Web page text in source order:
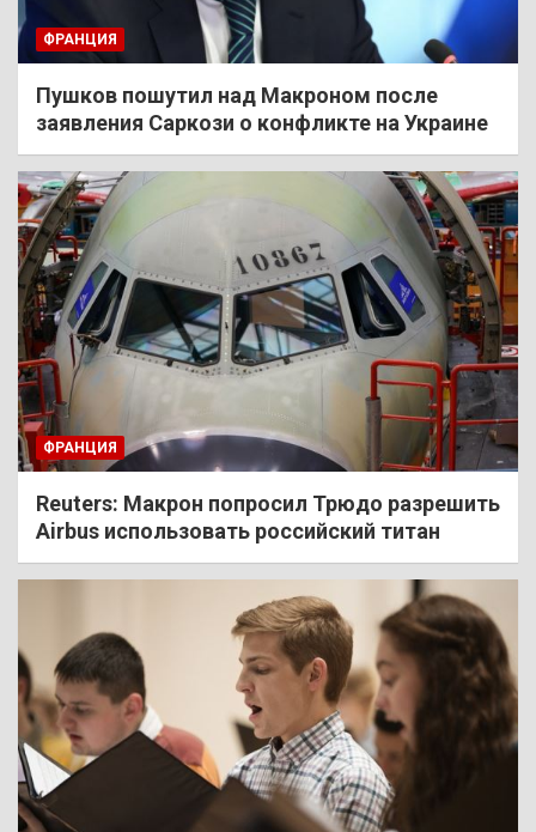
ФРАНЦИЯ
Пушков пошутил над Макроном после
заявления Саркози о конфликте на Украине
ФРАНЦИЯ
Reuters: Макрон попросил Трюдо разрешить
Airbus использовать российский титан